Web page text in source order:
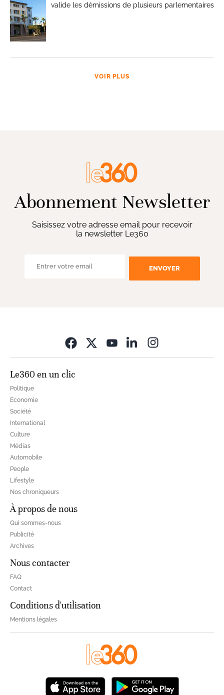
valide les démissions de plusieurs parlementaires
VOIR PLUS
Abonnement Newsletter
Saisissez votre adresse email pour recevoir
la newsletter Le360
ENVOYER
Le360 en un clic
Politique
Economie
Société
International
Culture
Médias
Automobile
People
Lifestyle
Nos chroniqueurs
À propos de nous
Qui sommes-nous
Publicité
Archives
Nous contacter
FAQ
Contact
Conditions d'utilisation
Mentions légales